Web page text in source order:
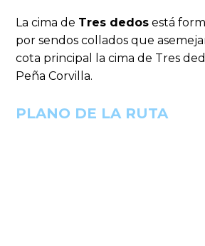
La cima de Tres dedos está
por sendos collados que
cota principal la cima de Tres
Peña Corvilla.
PLANO DE LA RUTA